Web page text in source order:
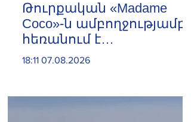
Թուրքական «Madame
Coco»-ն ամբողջությամբ
հեռանում է
Ռուսաստանից․ կփակվի
18:11 07.08.2026